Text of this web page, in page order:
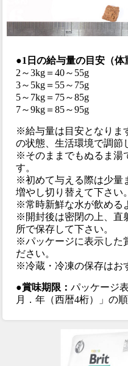
●1日の給与量の目安（体
2～3kg＝40～55g
3～5kg＝55～75g
5～7kg＝75～85g
7～9kg＝85～95g
※給与量は目安となりま
の状態、生活環境で調節
※そのままでもぬるま湯
す。
※初めて与える際は少量
増やし切り替えて下さい。
※常時新鮮な水が飲める
※開封後は密閉の上、直
所で保存して下さい。
※パッケージに表示した
ださい。
※冷蔵・冷凍の保存はお
●賞味期限：パッケージ
月．年（西暦4桁）」の順